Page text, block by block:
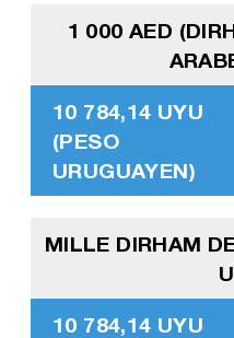
1 000 AED
10 784,14 UYU
(PESO
URUGUAYEN)
MILLE DIRHAM
10 784,14 UYU